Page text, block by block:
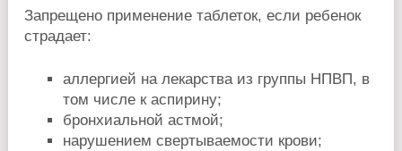
Запрещено применение таблеток, если ребенок
страдает:
аллергией на лекарства из группы НПВП, в
том числе к аспирину;
бронхиальной астмой;
нарушением свертываемости крови;